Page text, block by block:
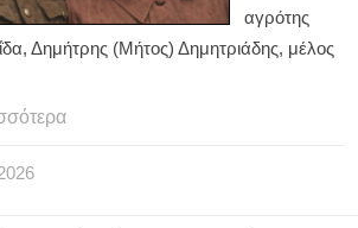
αγρότης
Δημήτρης (Μήτος) Δημητριάδης, μέλος